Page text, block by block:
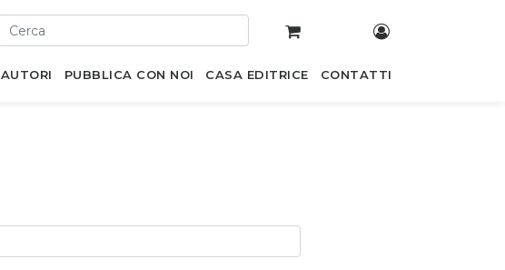
AUTORI PUBBLICA CON NOI CASA EDITRICE CONTATTI